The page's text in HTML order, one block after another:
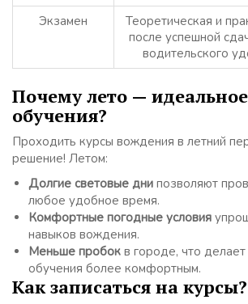
Экзамен
Теоретическая и
после успешной
водительского
Почему лето —
обучения?
Проходить курсы вождения в летний
решение! Летом:
Долгие световые дни позволяют
любое удобное время.
Комфортные погодные условия
навыков вождения.
Меньше пробок в городе, что
обучения более комфортным.
Как записаться на курсы?